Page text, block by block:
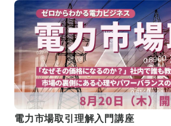
電力市場取引理解入門講座